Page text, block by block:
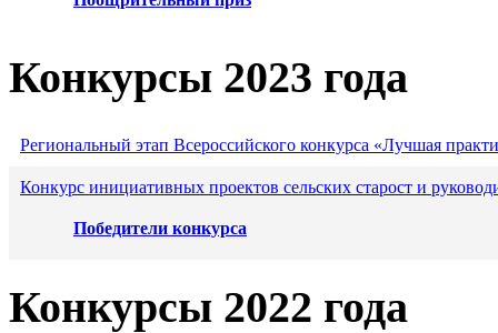
Конкурсы 2023 года
Региональный этап Всероссийского конкурса «Лучшая
Конкурс инициативных проектов сельских старост и
Победители конкурса
Конкурсы 2022 года